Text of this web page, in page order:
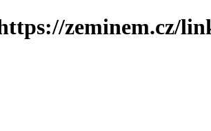
zeminem.cz/